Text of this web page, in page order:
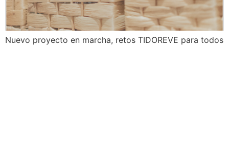
Nuevo proyecto en marcha, retos TIDOREVE para todos